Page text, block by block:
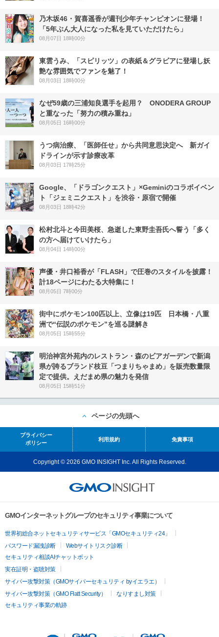
乃木坂46・賀喜遥香が週刊少年チャンピオンに登場！
「5年ぶん大人になった私を見ていただけたら」
08月07日 18時00分
東雲うみ、「スピリッツ」の表紙＆グラビアに登場し妖
艶な雰囲気でファンを魅了！
08月03日 18時00分
なぜ59歳の三浦知良選手を起用？ ONODERA GROUP
と重なった「努力の積み重ね」
08月05日 16時00分
うつ病治療、「医師任せ」から共同意思決定へ 新ガイ
ドラインが示す診療改革
08月03日 17時25分
Google、「ドラゴンクエスト」×Geminiのコラボイベン
ト「ジェミニクエスト」を渋谷・原宿で開催
08月03日 18時42分
松村北斗と今田美桜、急逝した東野圭吾氏へ誓う「多く
の方へ届けていけたら」
08月04日 14時00分
声優・井口裕香が「FLASH」で圧巻のスタイルを披露！
計18ページにわたる大特集に！
08月05日 7時00分
街中にポケモン100匹以上、立像は19匹 日本橋・八重
洲で“伝説のポケモン”を巡る謎解き
08月05日 15時55分
明治神宮外苑内のレストラン・森のビアガーデンで新潟
県が誇るブランド枝豆「つまりちゃまめ」を販売数量限
定で提供。えだまめ県の魅力を発信
08月05日 15時51分
ページの先頭へ
プライバシー
ポリシー
利用規約 免責事項
Copyright © 2026 GMO INSIGHT Inc. All Rights Reserved.
GMOインターネットグループのセキュリティ事業について
世界初総合ネットセキュリティサービス「GMOセキュリティ24」
パスワード漏洩診断
Webサイトリスク診断
セキュリティ相談AIチャットボット
実在証明・盗聴対策
サイバー攻撃対策（GMOサイバーセキュリティ byイエラエ）
サイバー攻撃対策（GMO Flatt Security）
なりすまし対策
セキュリティ事業の軌跡